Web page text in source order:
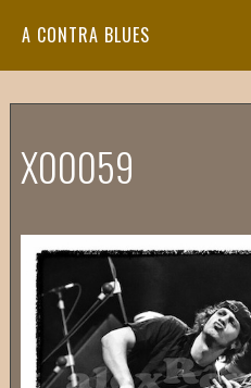
A CONTRA BLUES
X00059